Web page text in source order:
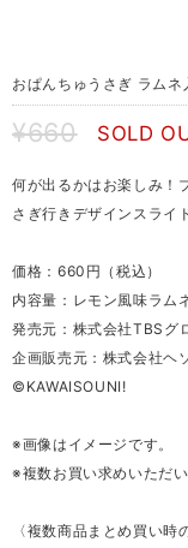
おぱんちゅうさぎ ラムネ
¥660 SOLD
何が出るかはお楽しみ！
さぎ行きデザインスライ
価格：660円（税込）
内容量：レモン風味ラム
発売元：株式会社TBSグ
企画販売元：株式会社ヘ
©KAWAISOUNI!
※画像はイメージです。
※複数お買い求めいただ
〈複数商品まとめ買い時